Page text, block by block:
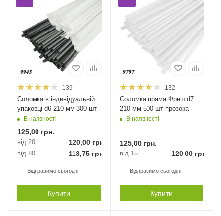
139
Соломка в індивідуальній
упаковці d6 210 мм 300 шт
В наявності
125,00 грн.
від 20 120,00 грн.
від 80 113,75 грн.
Відправимо сьогодні
Купити
132
Соломка пряма Фреш d7
210 мм 500 шт прозора
В наявності
125,00грн.
від 15 120,00грн.
Відправимо сьогодні
Купити